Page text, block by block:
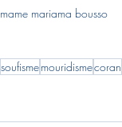
mame mariama bousso
soufismemouridismecoran